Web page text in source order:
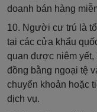
doanh bán hàng
10. Người cư trú là
tại các cửa khẩu
quan được niêm yết,
đồng bằng ngoại tệ
chuyển khoản hoặc
dịch vụ.